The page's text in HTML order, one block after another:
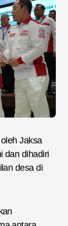
Jaksa
dan dihadiri
desa di